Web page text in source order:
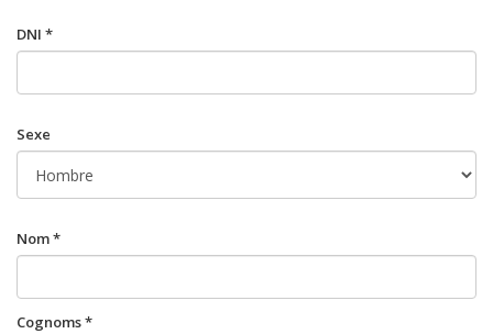
DNI *
Sexe
Nom *
Cognoms *